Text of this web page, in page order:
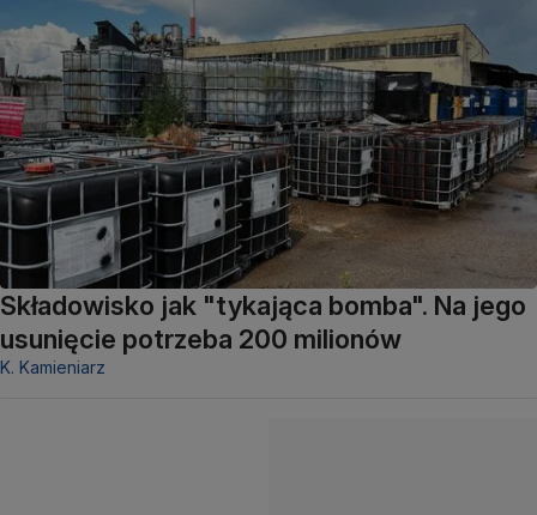
Składowisko jak "tykająca bomba". Na jego
usunięcie potrzeba 200 milionów
K. Kamieniarz